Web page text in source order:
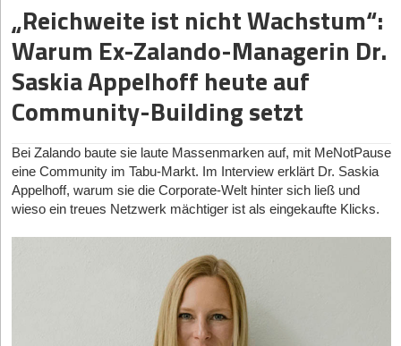
Digitaler Vorreiter: Wie Bootsschule1 die Sportboot-
Ausbildung umkrempelt
„Reichweite ist nicht Wachstum“:
Warum Ex-Zalando-Managerin Dr.
Saskia Appelhoff heute auf
Community-Building setzt
Bei Zalando baute sie laute Massenmarken auf, mit MeNotPause
eine Community im Tabu-Markt. Im Interview erklärt Dr. Saskia
Appelhoff, warum sie die Corporate-Welt hinter sich ließ und
wieso ein treues Netzwerk mächtiger ist als eingekaufte Klicks.